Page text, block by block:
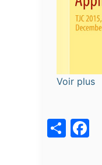
Voir plus